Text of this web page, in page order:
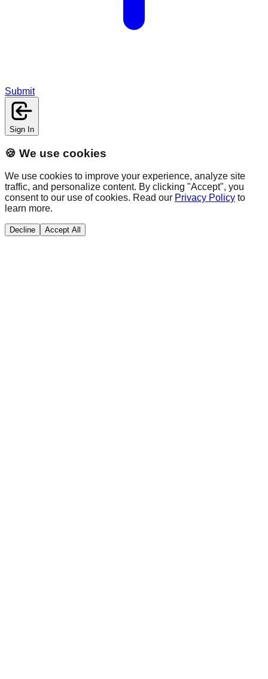
Submit
Sign In
🍪 We use cookies
We use cookies to improve your experience, analyze site
traffic, and personalize content. By clicking "Accept", you
consent to our use of cookies. Read our Privacy Policy to
learn more.
Decline Accept All